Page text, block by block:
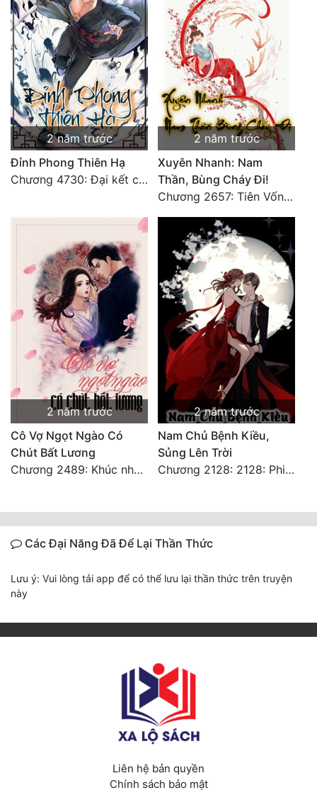
2 năm trước
Đỉnh Phong Thiên Hạ
Chương 4730: Đại kết cục
2 năm trước
Xuyên Nhanh: Nam
Thần, Bùng Cháy Đi!
Chương 2657: Tiên Vốn Vô Lương (15). HẾT.
2 năm trước
Cô Vợ Ngọt Ngào Có
Chút Bất Lương
Chương 2489: Khúc nhạc dạo: Cuộc so đấu vô sỉ (Hoàn)
2 năm trước
Nam Chủ Bệnh Kiều,
Sủng Lên Trời
Chương 2128: 2128: Phiên Ngoại 10 Tô Cổ - Tiểu Hồng - Kết Thúc
Các Đại Năng Đã Để Lại Thần Thức
Lưu ý: Vui lòng tải app để có thể lưu lại thần thức trên truyện
này
Liên hệ bản quyền
Chính sách bảo mật